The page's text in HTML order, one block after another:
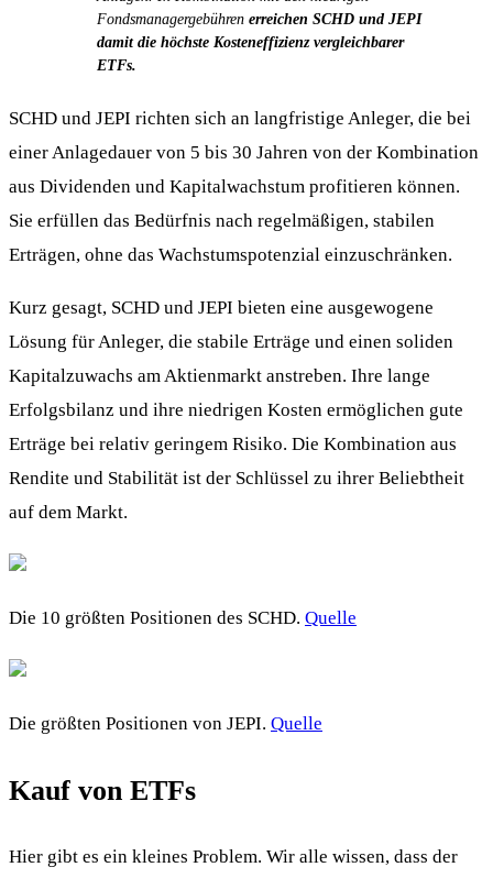
Fondsmanagergebühren erreichen SCHD und JEPI
damit die höchste Kosteneffizienz vergleichbarer
ETFs.
SCHD und JEPI richten sich an langfristige Anleger, die bei
einer Anlagedauer von 5 bis 30 Jahren von der Kombination
aus Dividenden und Kapitalwachstum profitieren können.
Sie erfüllen das Bedürfnis nach regelmäßigen, stabilen
Erträgen, ohne das Wachstumspotenzial einzuschränken.
Kurz gesagt, SCHD und JEPI bieten eine ausgewogene
Lösung für Anleger, die stabile Erträge und einen soliden
Kapitalzuwachs am Aktienmarkt anstreben. Ihre lange
Erfolgsbilanz und ihre niedrigen Kosten ermöglichen gute
Erträge bei relativ geringem Risiko. Die Kombination aus
Rendite und Stabilität ist der Schlüssel zu ihrer Beliebtheit
auf dem Markt.
Die 10 größten Positionen des SCHD. Quelle
Die größten Positionen von JEPI. Quelle
Kauf von ETFs
Hier gibt es ein kleines Problem. Wir alle wissen, dass der